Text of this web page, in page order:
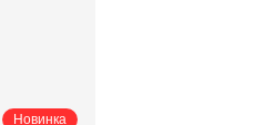
Новинка